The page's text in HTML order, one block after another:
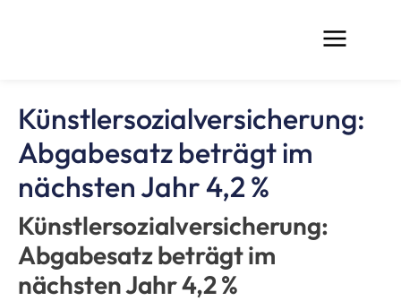
Künstlersozialversicherung:
Abgabesatz beträgt im
nächsten Jahr 4,2 %
Künstlersozialversicherung:
Abgabesatz beträgt im
nächsten Jahr 4,2 %